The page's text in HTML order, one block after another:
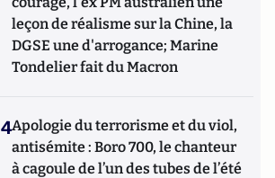
leçon de réalisme sur la Chine, la
DGSE une d'arrogance; Marine
Tondelier fait du Macron
4Apologie du terrorisme et du viol,
antisémite : Boro 700, le chanteur
à cagoule de l’un des tubes de l’été